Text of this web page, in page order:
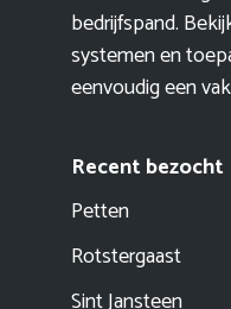
bedrijfspand.
systemen en
eenvoudig een
Recent bezocht
Petten
Rotstergaast